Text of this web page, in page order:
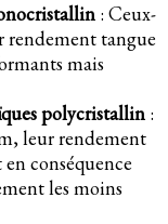
: Ceux-
tangue
mais
polycristallin :
leur rendement
conséquence
les moins